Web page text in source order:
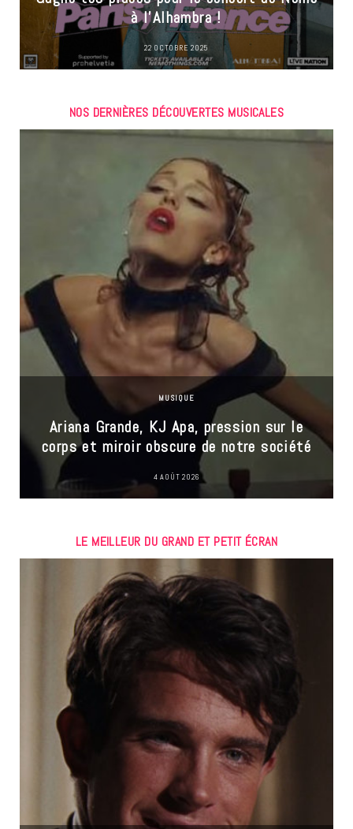
à l’Alhambra !
22 OCTOBRE 2025
NOS DERNIÈRES DÉCOUVERTES MUSICALES
MUSIQUE
Ariana Grande, KJ Apa, pression sur le
corps et miroir obscure de notre société
4 AOÛT 2026
LE MEILLEUR DU GRAND ET PETIT ÉCRAN